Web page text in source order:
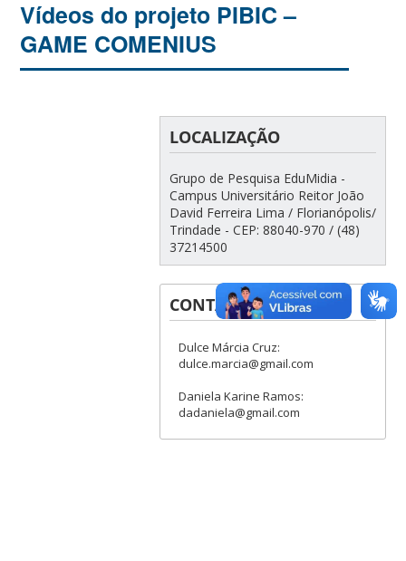
Vídeos do projeto PIBIC –
GAME COMENIUS
LOCALIZAÇÃO
Grupo de Pesquisa EduMidia -
Campus Universitário Reitor João
David Ferreira Lima / Florianópolis/
Trindade - CEP: 88040-970 / (48)
37214500
CONTATOS
Dulce Márcia Cruz:
dulce.marcia@gmail.com
Daniela Karine Ramos:
dadaniela@gmail.com